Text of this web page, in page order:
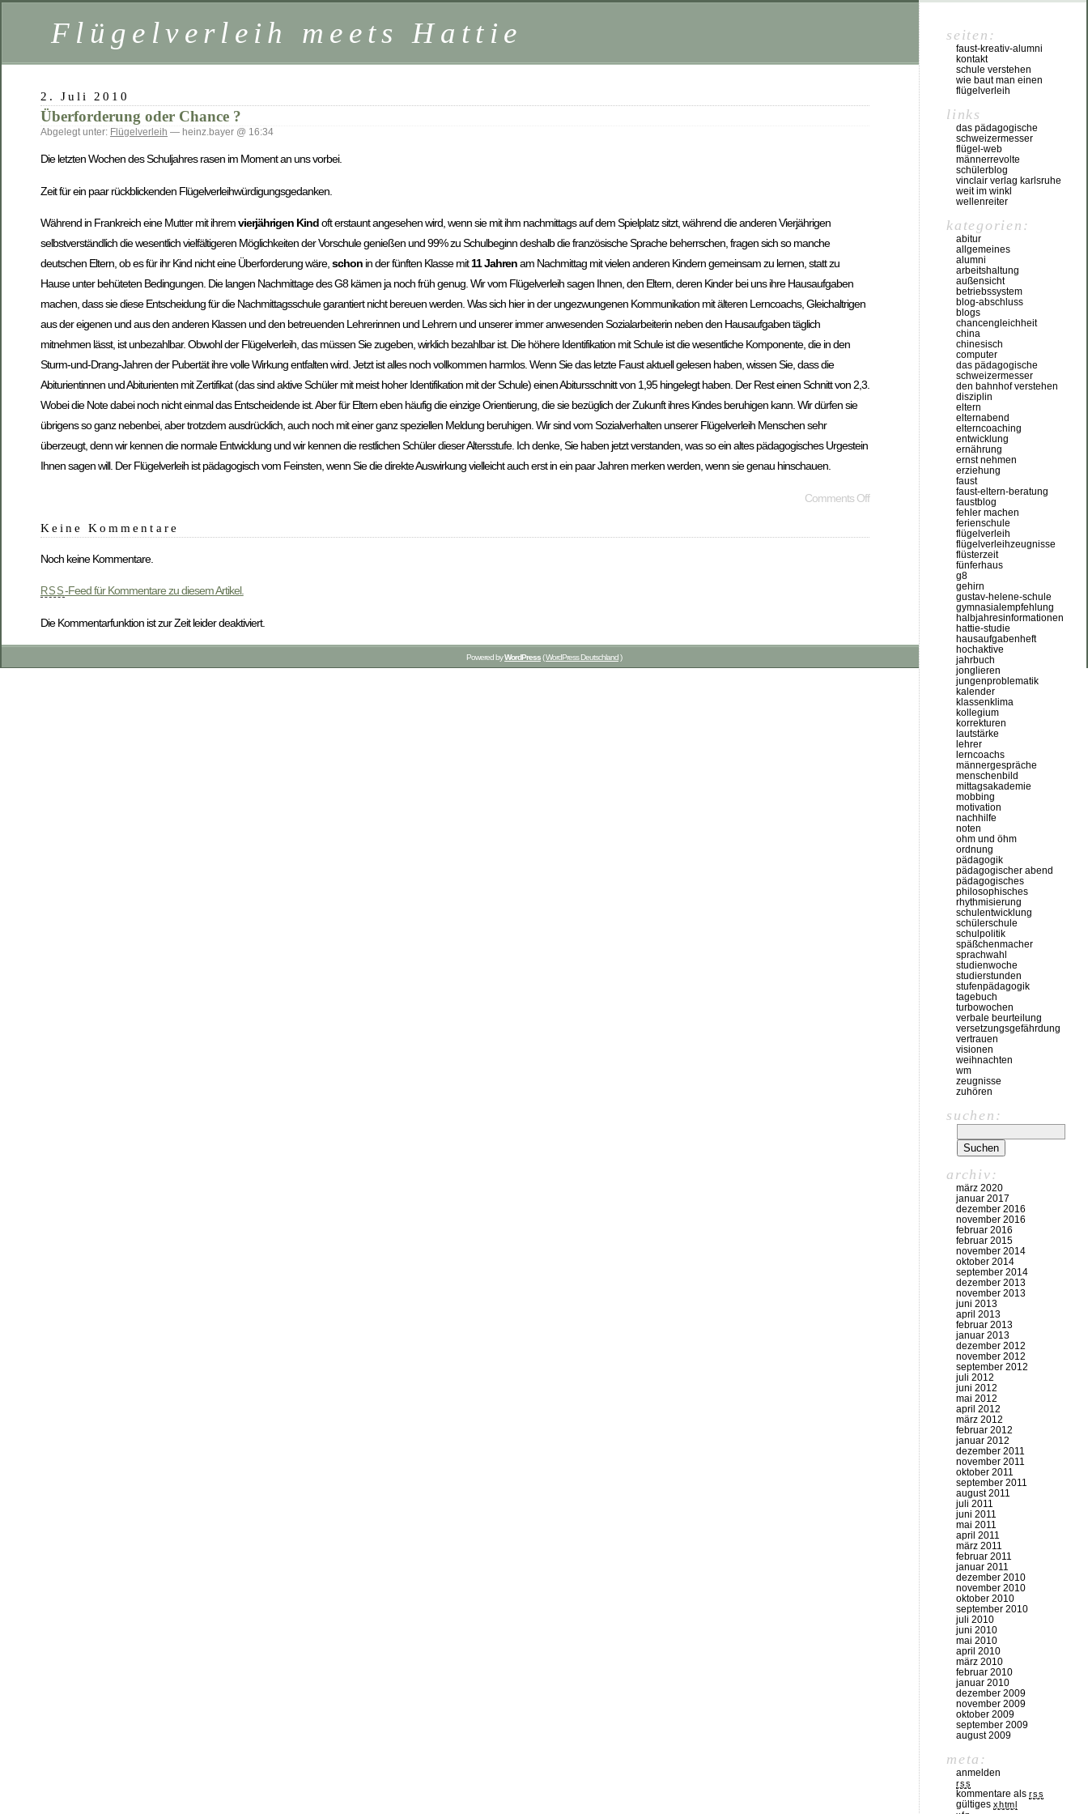
Flügelverleih meets Hattie
2. Juli 2010
Überforderung oder Chance ?
Abgelegt unter: Flügelverleih — heinz.bayer @ 16:34
Die letzten Wochen des Schuljahres rasen im Moment an uns vorbei.
Zeit für ein paar rückblickenden Flügelverleihwürdigungsgedanken.
Während in Frankreich eine Mutter mit ihremvierjährigen Kindoft erstaunt angesehen wird, wenn sie mit ihm nachmittags auf dem Spielplatz sitzt, während die anderen Vierjährigen
selbstverständlich die wesentlich vielfältigeren Möglichkeiten der Vorschule genießen und 99% zu Schulbeginn deshalb die französische Sprache beherrschen, fragen sich so manche
deutschen Eltern, ob es für ihr Kind nicht eine Überforderung wäre, schon in der fünften Klasse mit11 Jahrenam Nachmittag mit vielen anderen Kindern gemeinsam zu lernen, statt zu
Hause unter behüteten Bedingungen. Die langen Nachmittage des G8 kämen ja noch früh genug. Wir vom Flügelverleih sagen Ihnen, den Eltern, deren Kinder bei uns ihre Hausaufgaben
machen, dass sie diese Entscheidung für die Nachmittagsschule garantiert nicht bereuen werden. Was sich hier in der ungezwungenen Kommunikation mit älteren Lerncoachs, Gleichaltrigen
aus der eigenen und aus den anderen Klassen und den betreuenden Lehrerinnen und Lehrern und unserer immer anwesenden Sozialarbeiterin neben den Hausaufgaben täglich
mitnehmen lässt, ist unbezahlbar. Obwohl der Flügelverleih, das müssen Sie zugeben, wirklich bezahlbar ist. Die höhere Identifikation mit Schule ist die wesentliche Komponente, die in den
Sturm-und-Drang-Jahren der Pubertät ihre volle Wirkung entfalten wird. Jetzt ist alles noch vollkommen harmlos. Wenn Sie das letzte Faust aktuell gelesen haben, wissen Sie, dass die
Abiturientinnen und Abiturienten mit Zertifikat (das sind aktive Schüler mit meist hoher Identifikation mit der Schule) einen Abitursschnitt von 1,95 hingelegt haben. Der Rest einen Schnitt von 2,3.
Wobei die Note dabei noch nicht einmal das Entscheidende ist. Aber für Eltern eben häufig die einzige Orientierung, die sie bezüglich der Zukunft ihres Kindes beruhigen kann. Wir dürfen sie
übrigens so ganz nebenbei, aber trotzdem ausdrücklich, auch noch mit einer ganz speziellen Meldung beruhigen. Wir sind vom Sozialverhalten unserer Flügelverleih Menschen sehr
überzeugt, denn wir kennen die normale Entwicklung und wir kennen die restlichen Schüler dieser Altersstufe. Ich denke, Sie haben jetzt verstanden, was so ein altes pädagogisches Urgestein
Ihnen sagen will. Der Flügelverleih ist pädagogisch vom Feinsten, wenn Sie die direkte Auswirkung vielleicht auch erst in ein paar Jahren merken werden, wenn sie genau hinschauen.
Comments Off
Keine Kommentare
Noch keine Kommentare.
RSS-Feed für Kommentare zu diesem Artikel.
Die Kommentarfunktion ist zur Zeit leider deaktiviert.
seiten:
faust-kreativ-alumni
kontakt
schule verstehen
wie baut man einen
flügelverleih
links
das pädagogische
schweizermesser
flügel-web
männerrevolte
schülerblog
vinclair verlag karlsruhe
weit im winkl
wellenreiter
kategorien:
abitur
allgemeines
alumni
arbeitshaltung
außensicht
betriebssystem
blog-abschluss
blogs
chancengleichheit
china
chinesisch
computer
das pädagogische
schweizermesser
den bahnhof verstehen
disziplin
eltern
elternabend
elterncoaching
entwicklung
ernährung
ernst nehmen
erziehung
faust
faust-eltern-beratung
faustblog
fehler machen
ferienschule
flügelverleih
flügelverleihzeugnisse
flüsterzeit
fünferhaus
g8
gehirn
gustav-helene-schule
gymnasialempfehlung
halbjahresinformationen
hattie-studie
hausaufgabenheft
hochaktive
jahrbuch
jonglieren
jungenproblematik
kalender
klassenklima
kollegium
korrekturen
lautstärke
lehrer
lerncoachs
männergespräche
menschenbild
mittagsakademie
mobbing
motivation
nachhilfe
noten
ohm und öhm
ordnung
pädagogik
pädagogischer abend
pädagogisches
philosophisches
rhythmisierung
schulentwicklung
schülerschule
schulpolitik
späßchenmacher
sprachwahl
studienwoche
studierstunden
stufenpädagogik
tagebuch
turbowochen
verbale beurteilung
versetzungsgefährdung
vertrauen
visionen
weihnachten
wm
zeugnisse
zuhören
suchen:
archiv:
märz 2020
januar 2017
dezember 2016
november 2016
februar 2016
februar 2015
november 2014
oktober 2014
september 2014
dezember 2013
november 2013
juni 2013
april 2013
februar 2013
januar 2013
dezember 2012
november 2012
september 2012
juli 2012
juni 2012
mai 2012
april 2012
märz 2012
februar 2012
januar 2012
dezember 2011
november 2011
oktober 2011
september 2011
august 2011
juli 2011
juni 2011
mai 2011
april 2011
märz 2011
februar 2011
januar 2011
dezember 2010
november 2010
oktober 2010
september 2010
juli 2010
juni 2010
mai 2010
april 2010
märz 2010
februar 2010
januar 2010
dezember 2009
november 2009
oktober 2009
september 2009
august 2009
meta:
anmelden
rss
kommentare als rss
gültiges xhtml
Powered byWordPress(WordPress Deutschland)